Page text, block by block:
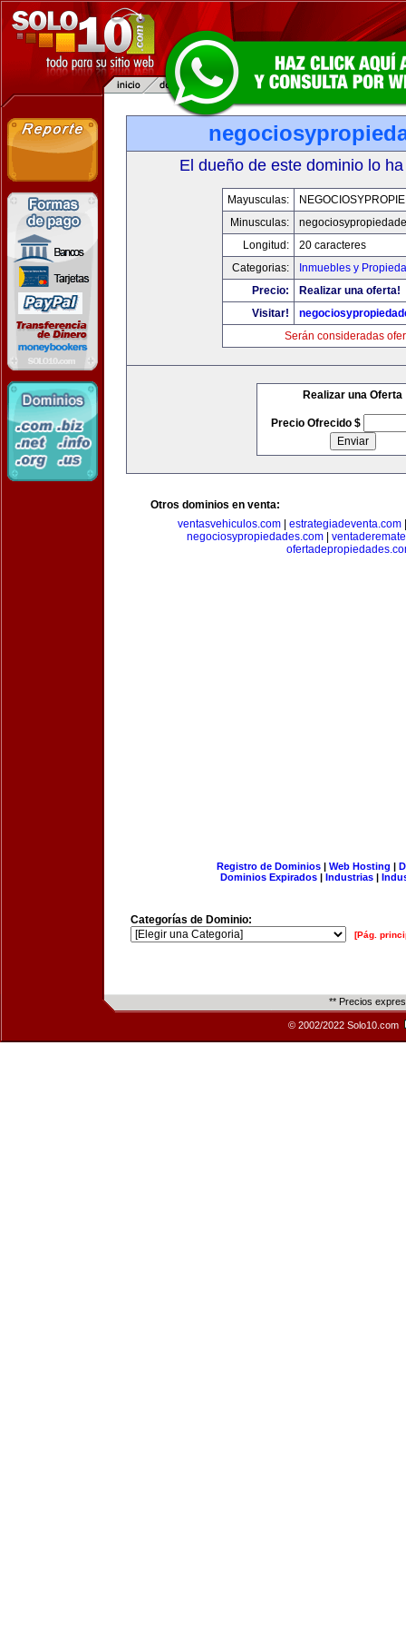
El dueño de este dominio lo
Mayusculas:
Minusculas:
Longitud:
20 caracteres
Categorias:
Inmuebles y
Precio:
Realizar una oferta!
Visitar!
Serán consideradas
Realizar una Oferta
Precio Ofrecido $
Otros dominios en venta:
ventasvehiculos.com
estrategiadeventa.com
negociosypropiedades.com
Registro de Dominios| Web Hosting |
Dominios Expirados | Industrias |
Categorías de Dominio:
[Pág.
** Precios
© 2002/2022 Solo10.com